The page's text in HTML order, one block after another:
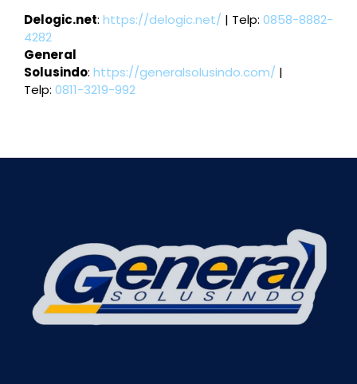
Delogic.net: https://delogic.net/ | Telp: 0858-8882-
4282
General
Solusindo: https://generalsolusindo.com/ |
Telp: 0811-3219-992